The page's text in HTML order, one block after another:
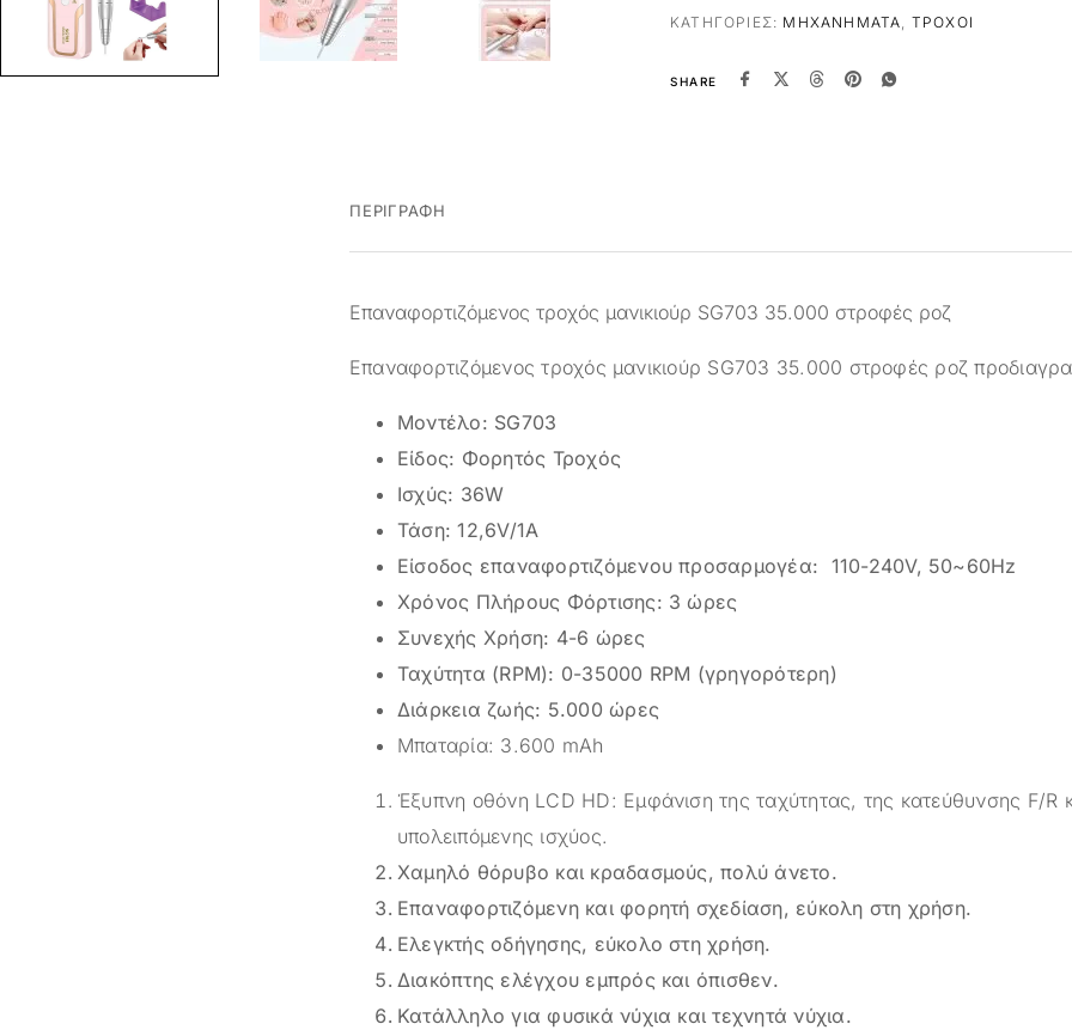
ΚΑΤΗΓΟΡΊΕΣ: ΜΗΧΑΝΉΜΑΤΑ, ΤΡΟΧΟΊ
SHARE
ΠΕΡΙΓΡΑΦΉ
Επαναφορτιζόμενος τροχός μανικιούρ SG703 35.000 στροφές ροζ
Επαναφορτιζόμενος τροχός μανικιούρ SG703 35.000 στροφές ροζ
Μοντέλο: SG703
Είδος: Φορητός Τροχός
Ισχύς: 36W
Τάση: 12,6V/1A
Είσοδος επαναφορτιζόμενου προσαρμογέα: 110-240V, 50~60Hz
Χρόνος Πλήρους Φόρτισης: 3 ώρες
Συνεχής Χρήση: 4-6 ώρες
Ταχύτητα (RPM): 0-35000 RPM (γρηγορότερη)
Διάρκεια ζωής: 5.000 ώρες
Μπαταρία: 3.600 mAh
Έξυπνη οθόνη LCD HD: Εμφάνιση της ταχύτητας, της κατεύθυνσης F/R
υπολειπόμενης ισχύος.
Χαμηλό θόρυβο και κραδασμούς, πολύ άνετο.
Επαναφορτιζόμενη και φορητή σχεδίαση, εύκολη στη χρήση.
Ελεγκτής οδήγησης, εύκολο στη χρήση.
Διακόπτης ελέγχου εμπρός και όπισθεν.
Κατάλληλο για φυσικά νύχια και τεχνητά νύχια.